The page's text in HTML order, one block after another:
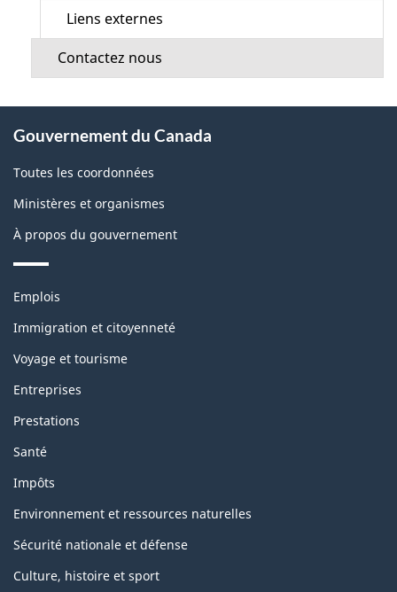
Liens externes
Contactez nous
propos
de
ce
Gouvernement du Canada
Toutes les coordonnées
Ministères et organismes
À propos du gouvernement
Thèmes
sujets
Emplois
Immigration et citoyenneté
Voyage et tourisme
Entreprises
Prestations
Santé
Impôts
Environnement et ressources naturelles
Sécurité nationale et défense
Culture, histoire et sport